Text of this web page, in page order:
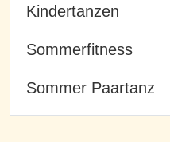
Kindertanzen
Sommerfitness
Sommer Paartanz